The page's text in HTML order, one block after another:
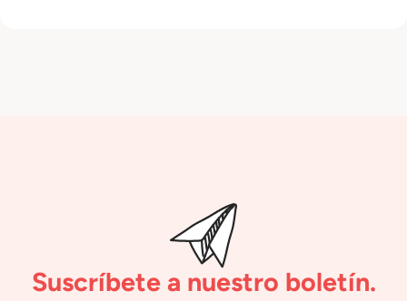
Suscríbete a nuestro boletín.